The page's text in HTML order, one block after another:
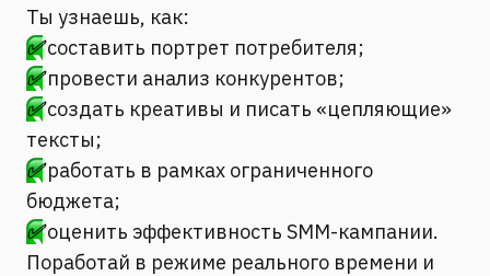
Ты узнаешь, как:
✅составить портрет потребителя;
✅провести анализ конкурентов;
✅создать креативы и писать «цепляющие»
тексты;
✅работать в рамках ограниченного
бюджета;
✅оценить эффективность SMM-кампании.
Поработай в режиме реального времени и